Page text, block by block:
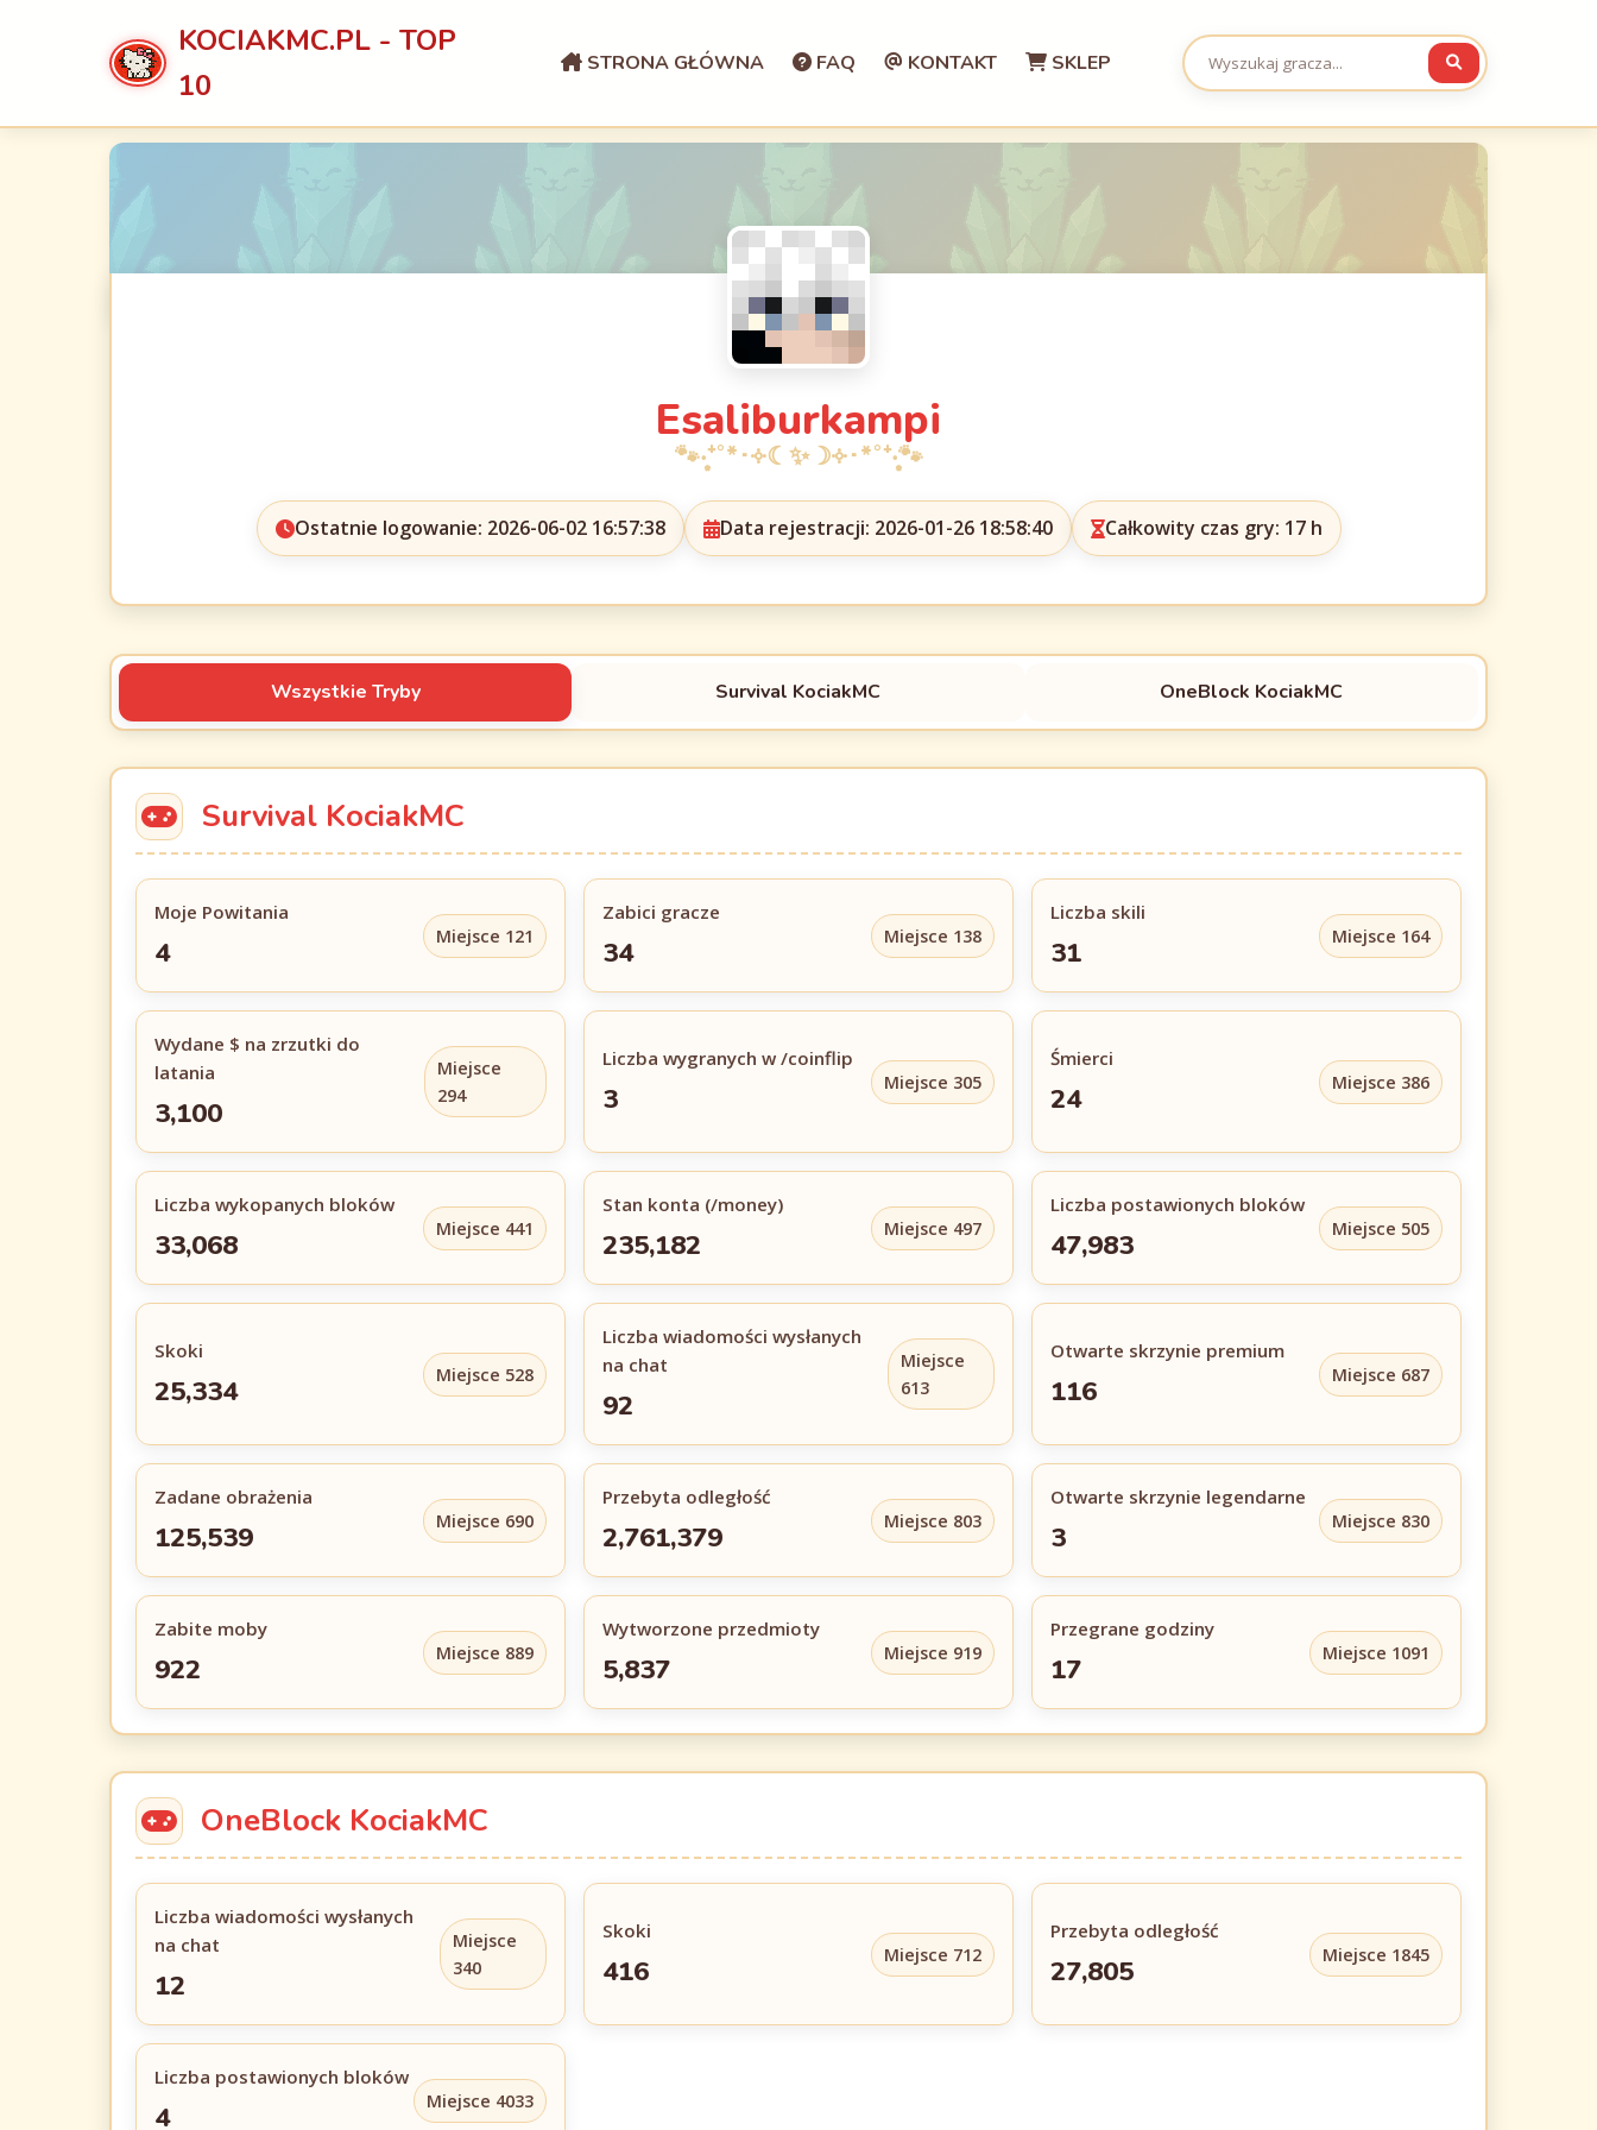
KOCIAKMC.PL - TOP
10
STRONA GŁÓWNA FAQ KONTAKT SKLEP
Esaliburkampi
Ostatnie logowanie: 2026-06-02 16:57:38 Data rejestracji: 2026-01-26 18:58:40 Całkowity czas gry: 17 h
Wszystkie Tryby Survival KociakMC OneBlock KociakMC
Survival KociakMC
Moje Powitania
4 Miejsce 121
Zabici gracze
34 Miejsce 138
Liczba skili
31 Miejsce 164
Wydane $ na zrzutki do
latania
3,100
Miejsce
294
Liczba wygranych w /coinflip
3 Miejsce 305
Śmierci
24 Miejsce 386
Liczba wykopanych bloków
33,068 Miejsce 441
Stan konta (/money)
235,182 Miejsce 497
Liczba postawionych bloków
47,983 Miejsce 505
Skoki
25,334 Miejsce 528
Liczba wiadomości wysłanych
na chat
92
Miejsce
613
Otwarte skrzynie premium
116 Miejsce 687
Zadane obrażenia
125,539 Miejsce 690
Przebyta odległość
2,761,379 Miejsce 803
Otwarte skrzynie legendarne
3 Miejsce 830
Zabite moby
922 Miejsce 889
Wytworzone przedmioty
5,837 Miejsce 919
Przegrane godziny
17 Miejsce 1091
OneBlock KociakMC
Liczba wiadomości wysłanych
na chat
12
Miejsce
340
Skoki
416 Miejsce 712
Przebyta odległość
27,805 Miejsce 1845
Liczba postawionych bloków
4 Miejsce 4033